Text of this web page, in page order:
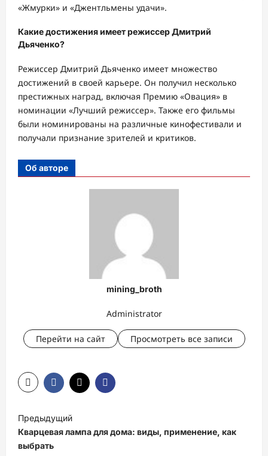
«Жмурки» и «Джентльмены удачи».
Какие достижения имеет режиссер Дмитрий
Дьяченко?
Режиссер Дмитрий Дьяченко имеет множество
достижений в своей карьере. Он получил несколько
престижных наград, включая Премию «Овация» в
номинации «Лучший режиссер». Также его фильмы
были номинированы на различные кинофестивали и
получали признание зрителей и критиков.
Об авторе
mining_broth
Administrator
Перейти на сайт Просмотреть все записи
а
в
Предыдущий
Кварцевая лампа для дома: виды, применение, как
выбрать